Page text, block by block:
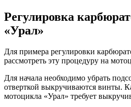
Регулировка
«Урал»
Для примера регулировки
рассмотреть эту процедуру на
Для начала необходимо убрать
отверткой выкручиваются винты.
мотоцикла «Урал» требует